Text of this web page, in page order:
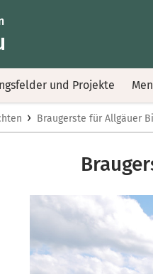
und Projekte
› Braugerste für Allgäuer